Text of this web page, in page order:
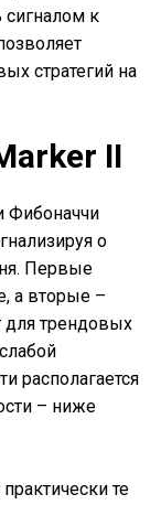
к
стратегий на
II
Фибоначчи
о
Первые
а вторые –
для трендовых
располагается
– ниже
те